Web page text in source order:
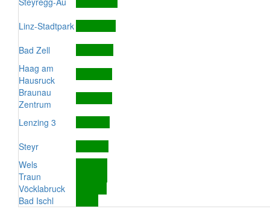
Linz-Stadtpark
Bad Zell
Haag am
Hausruck
Braunau
Zentrum
Lenzing 3
Steyr
Wels
Traun
Vöcklabruck
Bad Ischl